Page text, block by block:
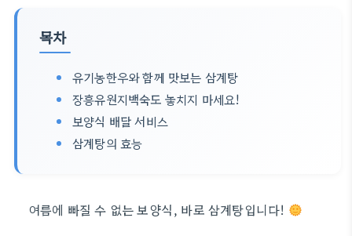
목차
유기농한우와 함께 맛보는 삼계탕
장흥유원지백숙도 놓치지 마세요!
보양식 배달 서비스
삼계탕의 효능
여름에 빠질 수 없는 보양식, 바로 삼계탕입니다!